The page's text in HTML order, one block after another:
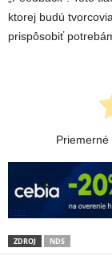
ktorej budú
prispôsobiť
ZDROJ NDS